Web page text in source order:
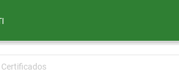
Certificados